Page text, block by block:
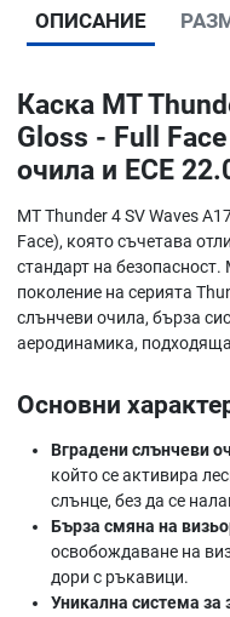
ОПИСАНИЕ
Каска MT
Gloss - Full
очила и ECE
MT Thunder 4 SV Waves
Face), която съчетава
стандарт на
поколение на серията
слънчеви очила, бърза
аеродинамика,
Основни
Вградени слънчеви
който се активира
слънце, без да се
Бърза смяна на
освобождаване на
дори с ръкавици.
Уникална система за